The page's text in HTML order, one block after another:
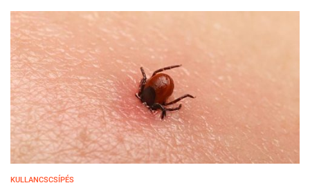
KULLANCSCSÍPÉS